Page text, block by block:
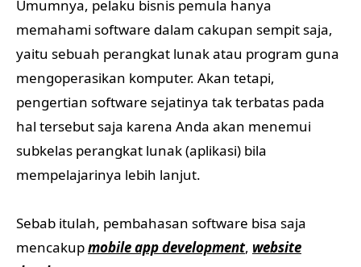
Umumnya, pelaku bisnis pemula hanya
memahami software dalam cakupan sempit saja,
yaitu sebuah perangkat lunak atau program guna
mengoperasikan komputer. Akan tetapi,
pengertian software sejatinya tak terbatas pada
hal tersebut saja karena Anda akan menemui
subkelas perangkat lunak (aplikasi) bila
mempelajarinya lebih lanjut.
Sebab itulah, pembahasan software bisa saja
mencakupmobile app development, website